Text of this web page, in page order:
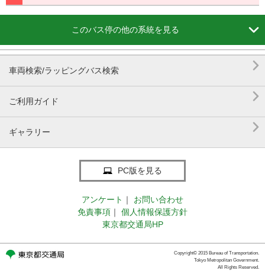
このバス停の他の系統を見る 
車両検索/ラッピングバス検索 
ご利用ガイド 
ギャラリー 
PC版を見る
アンケート ｜
お問い合わせ
免責事項 ｜
個人情報保護方針
東京都交通局HP
Copyright© 2015 Bureau of Transportation.
Tokyo Metropolitan Government.
All Rights Reserved.